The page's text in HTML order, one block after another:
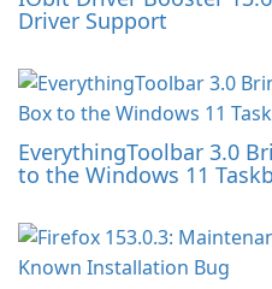
Driver Support
EverythingToolbar 3.0
to the Windows 11